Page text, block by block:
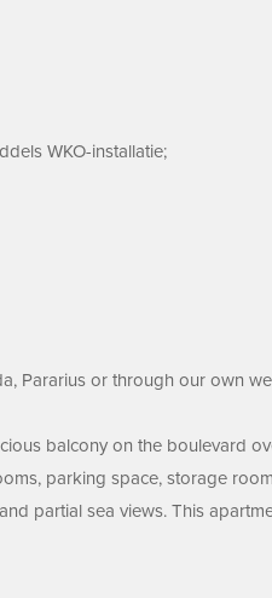
WKO-installatie;
Pararius or through our own
balcony on the boulevard
parking space, storage
partial sea views. This